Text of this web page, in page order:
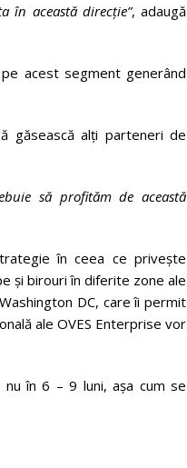
în această direcție”, adaugă
acest segment generând
găsească alți parteneri de
să profităm de această
în ceea ce privește
și birouri în diferite zone ale
DC, care îi permit
ale OVES Enterprise vor
în 6 – 9 luni, așa cum se